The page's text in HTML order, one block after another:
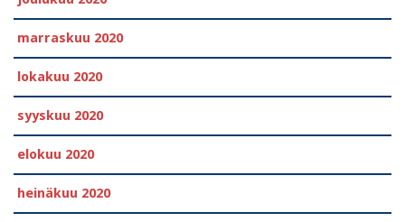
marraskuu 2020
lokakuu 2020
syyskuu 2020
elokuu 2020
heinäkuu 2020